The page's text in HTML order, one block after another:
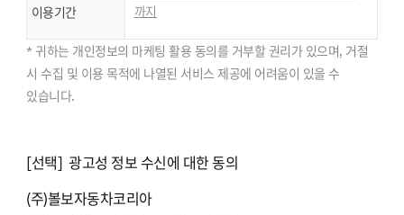
이용기간
까지
* 귀하는 개인정보의 마케팅 활용 동의를 거부할 권리가 있으며, 거절
시 수집 및 이용 목적에 나열된 서비스 제공에 어려움이 있을 수
있습니다.
[선택] 광고성 정보 수신에 대한 동의
(주)볼보자동차코리아